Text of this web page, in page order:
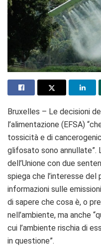
Bruxelles – Le decisioni
l’alimentazione (EFSA)
tossicità e di
glifosato sono annullate”.
dell’Unione con due
spiega che l’interesse
informazioni sulle
di sapere che cosa è, o
nell’ambiente, ma anche
cui l’ambiente rischia di
in questione”.